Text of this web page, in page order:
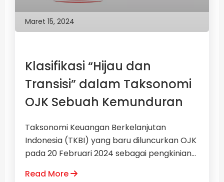
Maret 15, 2024
Klasifikasi “Hijau dan
Transisi” dalam Taksonomi
OJK Sebuah Kemunduran
Taksonomi Keuangan Berkelanjutan
Indonesia (TKBI) yang baru diluncurkan OJK
pada 20 Februari 2024 sebagai pengkinian...
Read More